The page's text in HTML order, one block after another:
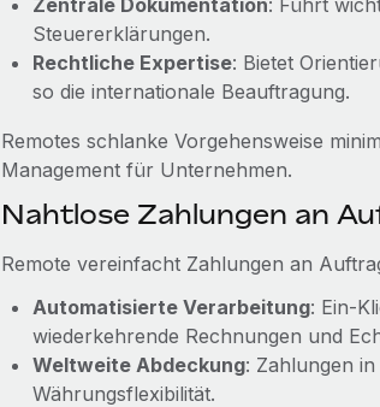
Zentrale Dokumentation: Führt
Steuererklärungen.
Rechtliche Expertise: Bietet
so die internationale Beauftragung.
Remotes schlanke Vorgehensweise
Management für Unternehmen.
Nahtlose Zahlungen an
Remote vereinfacht Zahlungen an
Automatisierte Verarbeitung: Ein-
wiederkehrende Rechnungen und
Weltweite Abdeckung: Zahlungen
Währungsflexibilität.